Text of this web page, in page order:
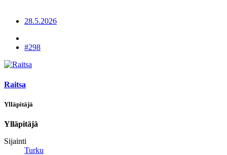
28.5.2026
#298
Raitsa
Ylläpitäjä
Ylläpitäjä
Sijainti
Turku